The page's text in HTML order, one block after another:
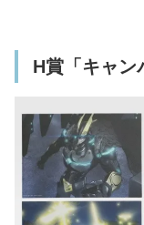
H賞「キャン